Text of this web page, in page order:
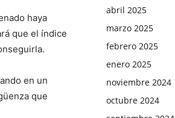
haya
que el índice
en un
que
abril 2025
marzo 2025
febrero 2025
enero 2025
noviembre 2024
octubre 2024